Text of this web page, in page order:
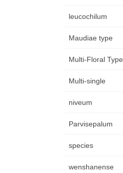
leucochilum
Maudiae type
Multi-Floral Type
Multi-single
niveum
Parvisepalum
species
wenshanense